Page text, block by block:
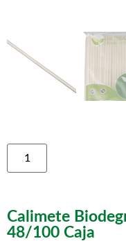
Calimete
48/100 Caja